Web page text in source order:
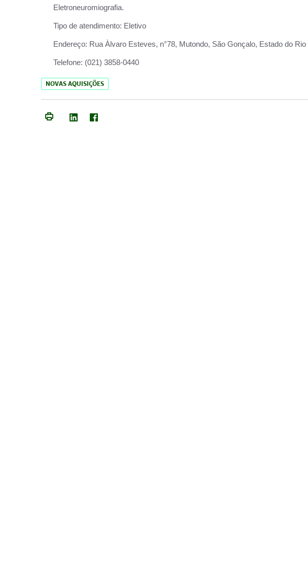
Eletroneuromiografia.
Tipo de atendimento: Eletivo
Endereço: Rua Àlvaro Esteves, n°78, Mutondo, São Gonçalo, Estado do Rio
Telefone: (021) 3858-0440
NOVAS AQUISIÇÕES